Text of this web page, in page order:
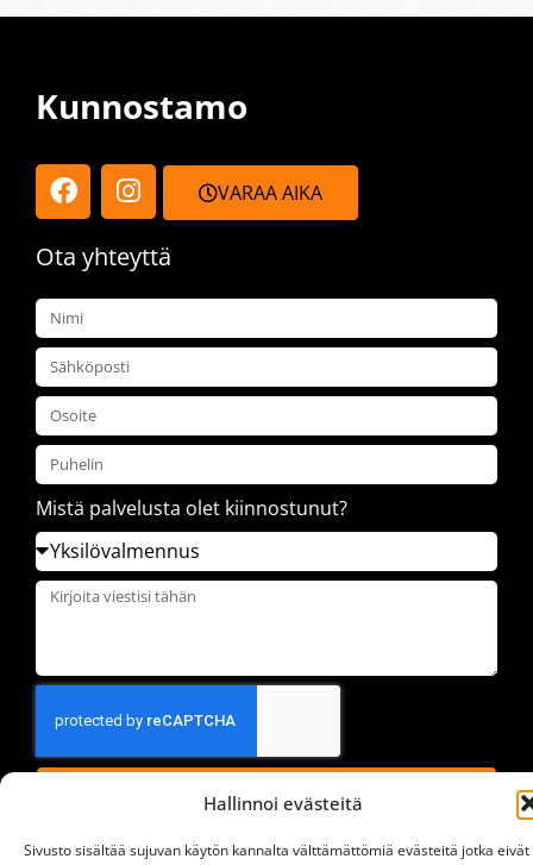
Hallinnoi evästeitä
Sivusto sisältää sujuvan käytön kannalta välttämättömiä evästeitä jotka eivät
Kunnostamo
VARAA AIKA
Ota yhteyttä
Mistä palvelusta olet kiinnostunut?